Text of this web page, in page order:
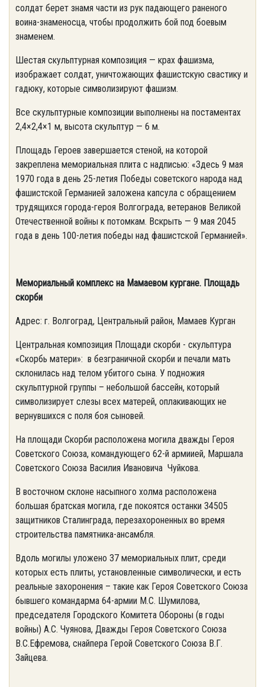
солдат берет знамя части из рук падающего раненого
воина-знаменосца, чтобы продолжить бой под боевым
знаменем.
Шестая скульптурная композиция — крах фашизма,
изображает солдат, уничтожающих фашистскую свастику и
гадюку, которые символизируют фашизм.
Все скульптурные композиции выполнены на постаментах
2,4×2,4×1 м, высота скульптур — 6 м.
Площадь Героев завершается стеной, на которой
закреплена мемориальная плита с надписью: «Здесь 9 мая
1970 года в день 25-летия Победы советского народа над
фашистской Германией заложена капсула с обращением
трудящихся города-героя Волгограда, ветеранов Великой
Отечественной войны к потомкам. Вскрыть — 9 мая 2045
года в день 100-летия победы над фашистской Германией».
Мемориальный комплекс на Мамаевом кургане. Площадь
скорби
Адрес: г. Волгоград, Центральный район, Мамаев Курган
Центральная композиция Площади скорби - скульптура
«Скорбь матери»: в безграничной скорби и печали мать
склонилась над телом убитого сына. У подножия
скульптурной группы – небольшой бассейн, который
символизирует слезы всех матерей, оплакивающих не
вернувшихся с поля боя сыновей.
На площади Скорби расположена могила дважды Героя
Советского Союза, командующего 62-й армиией, Маршала
Советского Союза Василия Ивановича Чуйкова.
В восточном склоне насыпного холма расположена
большая братская могила, где покоятся останки 34505
защитников Сталинграда, перезахороненных во время
строительства памятника-ансамбля.
Вдоль могилы уложено 37 мемориальных плит, среди
которых есть плиты, установленные символически, и есть
реальные захоронения – такие как Героя Советского Союза
бывшего командарма 64-армии М.С. Шумилова,
председателя Городского Комитета Обороны (в годы
войны) А.С. Чуянова, Дважды Героя Советского Союза
В.С.Ефремова, снайпера Герой Советского Союза В.Г.
Зайцева.